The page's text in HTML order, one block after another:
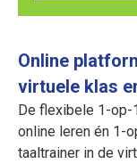
Online
virtuele klas
De flexibele 1-op-
online leren én 1-
taaltrainer in de